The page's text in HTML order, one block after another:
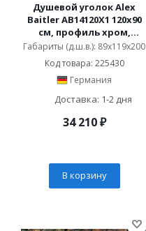
Душевой уголок Alex
Baitler AB14120X1 120х90
см, профиль хром,
стекло прозрачное
Габариты (д.ш.в.): 89x119x200
Код товара: 225430
Германия
Доставка: 1-2 дня
34 210₽
В корзину